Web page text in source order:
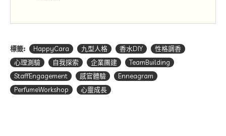
標籤: HappyCara 九型人格 香水DIY
性格調香
心理測驗
自我探索 企業團建
TeamBuilding
StaffEngagement
感官體驗
Enneagram
PerfumeWorkshop
心靈成長